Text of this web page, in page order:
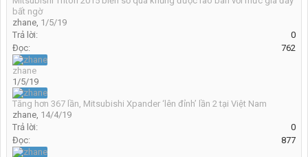
bất ngờ
zhane, 1/5/19
Trả lời:
0
Đọc:
762
zhane
1/5/19
Tăng hơn 367 lần, Mitsubishi Xpander ‘lên đỉnh’ lần 2 tại Việt Nam
zhane, 14/4/19
Trả lời:
0
Đọc:
877